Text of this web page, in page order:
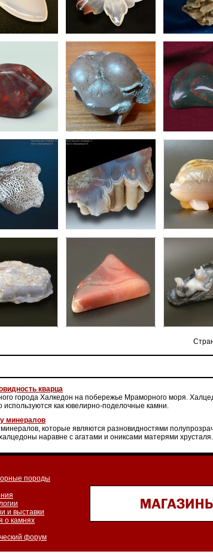
кварца
города Халкедон на побережье Мраморного моря.
как ювелирно-поделочные камни.
минералов
которые являются разновидностями
наравне с агатами и ониксами матерями хрусталя.
породы
и выставки
о камнях
форум